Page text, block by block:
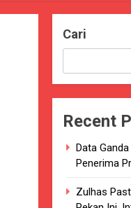
Pencabulan
Di Dinkes Kab.
Serta Pelatihan
SANGAT BAIK
kabupaten Sukabumi
Cari
Recent
Data
Penerima
Zulhas